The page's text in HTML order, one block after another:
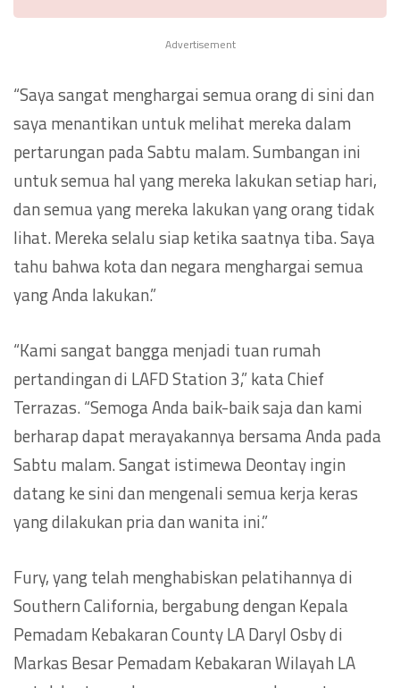
Advertisement
“Saya sangat menghargai semua orang di sini dan
saya menantikan untuk melihat mereka dalam
pertarungan pada Sabtu malam. Sumbangan ini
untuk semua hal yang mereka lakukan setiap hari,
dan semua yang mereka lakukan yang orang tidak
lihat. Mereka selalu siap ketika saatnya tiba. Saya
tahu bahwa kota dan negara menghargai semua
yang Anda lakukan.”
“Kami sangat bangga menjadi tuan rumah
pertandingan di LAFD Station 3,” kata Chief
Terrazas. “Semoga Anda baik-baik saja dan kami
berharap dapat merayakannya bersama Anda pada
Sabtu malam. Sangat istimewa Deontay ingin
datang ke sini dan mengenali semua kerja keras
yang dilakukan pria dan wanita ini.”
Fury, yang telah menghabiskan pelatihannya di
Southern California, bergabung dengan Kepala
Pemadam Kebakaran County LA Daryl Osby di
Markas Besar Pemadam Kebakaran Wilayah LA